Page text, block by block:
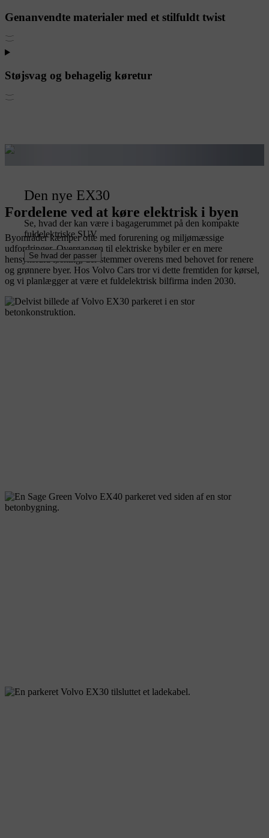
Genanvendte materialer med et stilfuldt twist
Støjsvag og behagelig køretur
Den nye EX30
Se, hvad der kan være i bagagerummet på den kompakte
fuldelektriske SUV
Se hvad der passer
Fordelene ved at køre elektrisk i byen
Byområder kæmper ofte med forurening og miljømæssige
udfordringer. Overgangen til elektriske bybiler er en mere
hensynsfuld løsning, der stemmer overens med behovet for renere
og grønnere byer. Hos Volvo Cars tror vi dette fremtiden for kørsel,
og vi planlægger at være et fuldelektrisk bilfirma inden 2030.